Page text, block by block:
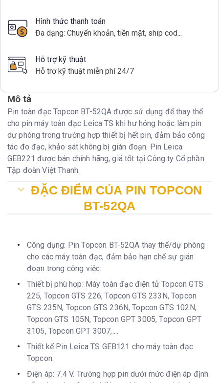
Hình thức thanh toán
Đa dạng: Chuyển khoản, tiền mặt, ship cod...
Hỗ trợ kỹ thuật
Hỗ trợ kỹ thuật miễn phí 24/7
Mô tả
Pin toàn đạc Topcon BT-52QA được sử dụng để thay thế
cho pin máy toàn đạc Leica TS khi hư hỏng hoặc làm pin
dự phòng trong trường hợp thiết bị hết pin, đảm bảo công
tác đo đạc, khảo sát không bị gián đoạn. Pin Leica
GEB221 được bán chính hãng, giá tốt tại Công ty Cổ phần
Tập đoàn Việt Thanh.
ĐẶC ĐIỂM CỦA PIN TOPCON
BT-52QA
Công dụng: Pin Topcon BT-52QA thay thế/dự phòng
cho các máy toàn đạc, đảm bảo hạn chế sự gián
đoạn trong công việc.
Thiết bị phù hợp: Máy toàn đạc điện tử Topcon GTS
225, Topcon GTS 226, Topcon GTS 233N, Topcon
GTS 235N, Topcon GTS 236N, Topcon GTS 102N,
Topcon GTS 105N, Topcon GPT 3005, Topcon GPT
3105, Topcon GPT 3007,....
Thiết kế Pin Leica TS GEB121 cho máy toàn đạc
Topcon.
Điện áp: 7.4 V. Trường hợp pin dưới mức điện áp định